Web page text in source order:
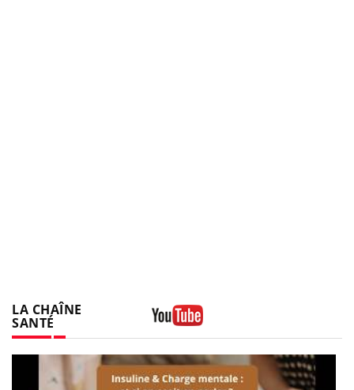
LA CHAÎNE
SANTÉ
Youtube